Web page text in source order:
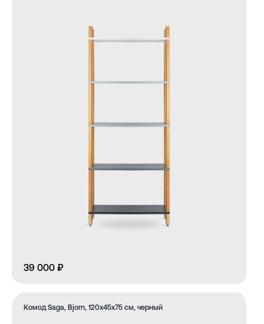
39 000 ₽
Комод Saga, Bjorn, 120х45х75 см, черный